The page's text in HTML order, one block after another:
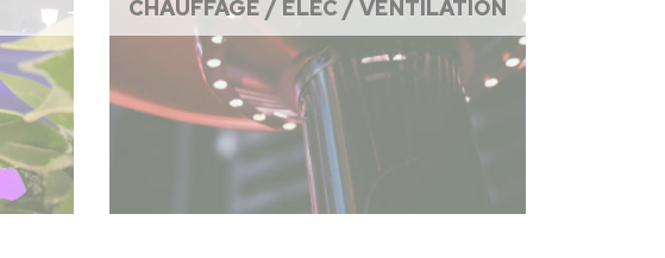
CHAUFFAGE / ÉLEC / VENTILATION